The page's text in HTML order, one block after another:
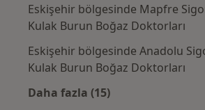
Eskişehir bölgesinde Mapfre
Kulak Burun Boğaz Doktorları
Eskişehir bölgesinde Anadolu
Kulak Burun Boğaz Doktorları
Daha fazla (15)